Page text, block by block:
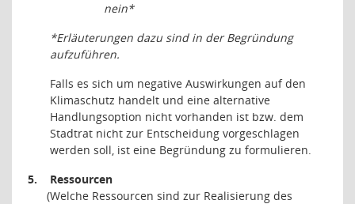
nein*
*Erläuterungen dazu sind in der Begründung
aufzuführen.
Falls es sich um negative Auswirkungen auf den
Klimaschutz handelt und eine alternative
Handlungsoption nicht vorhanden ist bzw. dem
Stadtrat nicht zur Entscheidung vorgeschlagen
werden soll, ist eine Begründung zu formulieren.
5.
Ressourcen
(Welche Ressourcen sind zur Realisierung des